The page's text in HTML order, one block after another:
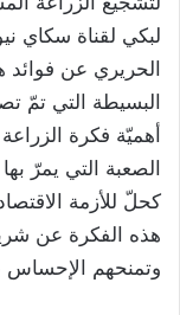
لبكي لقناة سكاي
الحريري عن فوائد
البسيطة التي تمّ
أهميّة فكرة
الصعبة التي يمرّ
كحلّ للأزمة
هذه الفكرة عن
وتمنحهم الإحساس